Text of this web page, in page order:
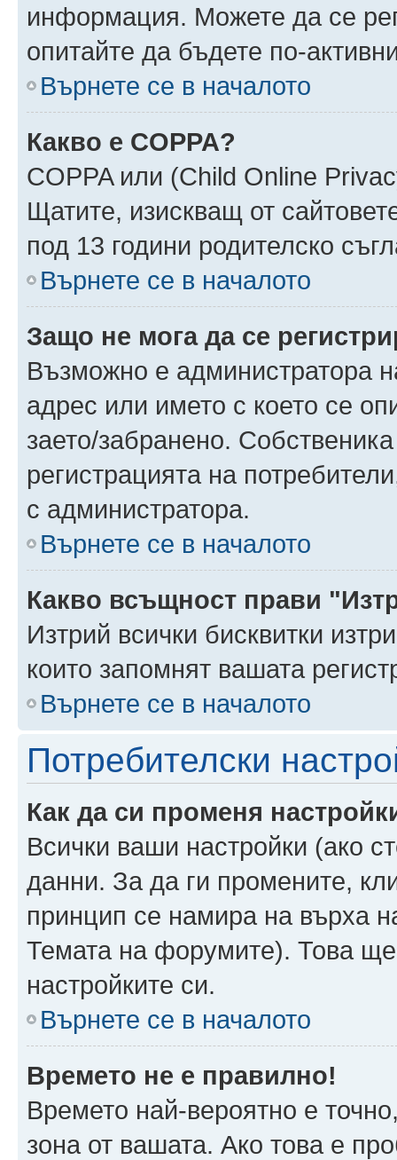
информация. Можете да се
опитайте да бъдете по-
Върнете се в началото
Какво е COPPA?
COPPA или (Child Online
Щатите, изискващ от
под 13 години родителско
Върнете се в началото
Защо не мога да се
Възможно е администратора
адрес или името с което се
заето/забранено.
регистрацията на
с администратора.
Върнете се в началото
Какво всъщност прави
Изтрий всички бисквитки
които запомнят вашата
Върнете се в началото
Потребителски
Как да си променя
Всички ваши настройки (ако
данни. За да ги промените,
принцип се намира на върха
Темата на форумите). Това
настройките си.
Върнете се в началото
Времето не е правилно!
Времето най-вероятно е
зона от вашата. Ако това е